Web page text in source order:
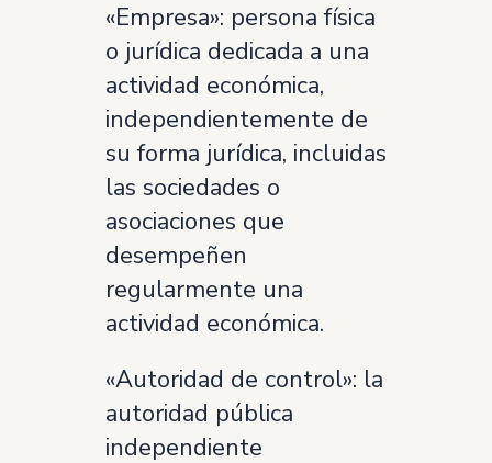
«Empresa»: persona física
o jurídica dedicada a una
actividad económica,
independientemente de
su forma jurídica, incluidas
las sociedades o
asociaciones que
desempeñen
regularmente una
actividad económica.
«Autoridad de control»: la
autoridad pública
independiente